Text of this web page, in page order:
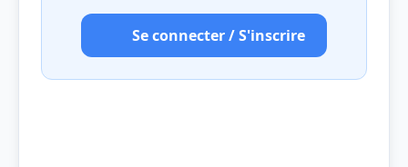
Se connecter / S'inscrire